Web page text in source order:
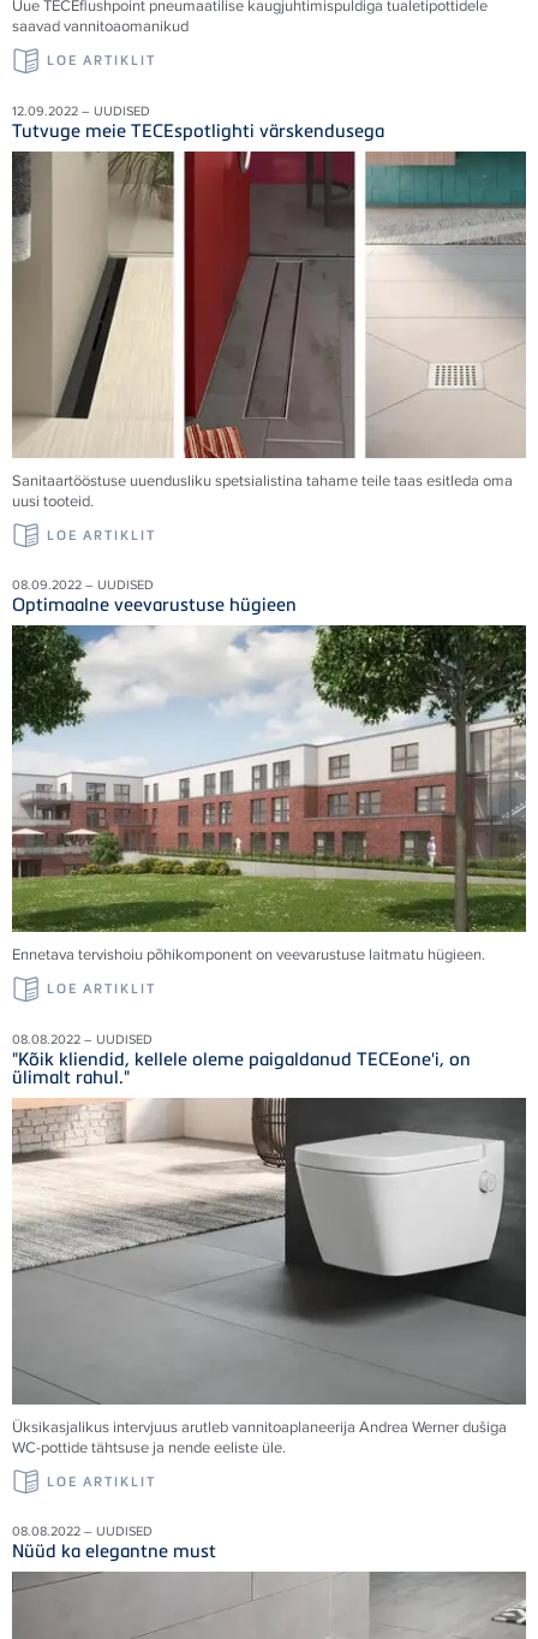
UueTECEflushpoint pneumaatilise kaugjuhtimispuldiga tualetipottidele
saavad vannitoaomanikud
LOE ARTIKLIT
12.09.2022 – UUDISED
Tutvuge meie TECEspotlighti värskendusega
Sanitaartööstuse uuendusliku spetsialistina tahame teile taas esitleda oma
uusi tooteid.
LOE ARTIKLIT
08.09.2022 – UUDISED
Optimaalne veevarustuse hügieen
Ennetava tervishoiu põhikomponent on veevarustuse laitmatu hügieen.
LOE ARTIKLIT
08.08.2022 – UUDISED
"Kõik kliendid, kellele oleme paigaldanud TECEone'i, on
ülimalt rahul."
Üksikasjalikus intervjuus arutleb vannitoaplaneerija Andrea Werner dušiga
WC-pottide tähtsuse ja nende eeliste üle.
LOE ARTIKLIT
08.08.2022 – UUDISED
Nüüd ka elegantne must